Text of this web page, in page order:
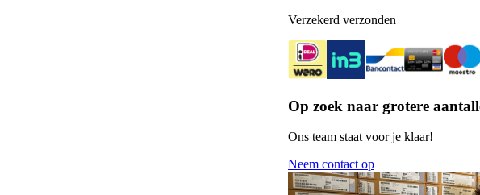
Verzekerd verzonden
Op zoek naar grotere
Ons team staat voor je klaar!
Neem contact op